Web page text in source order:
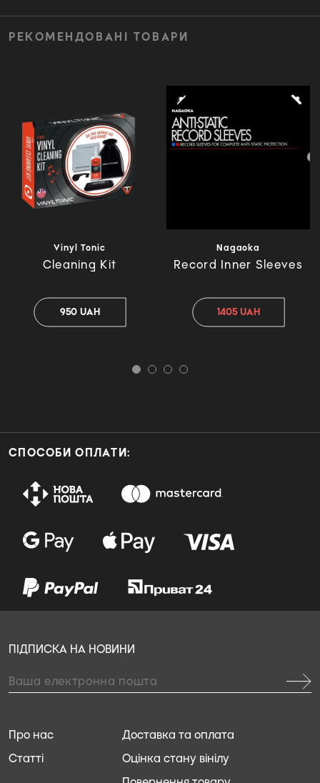
РЕКОМЕНДОВАНІ ТОВАРИ
Vinyl Tonic
Cleaning Kit
950 UAH
Nagaoka
Record Inner Sleeves
1405 UAH
СПОСОБИ ОПЛАТИ:
Доставка та оплата
Оцінка стану вінілу
Про нас
Статті
ПІДПИСКА НА НОВИНИ